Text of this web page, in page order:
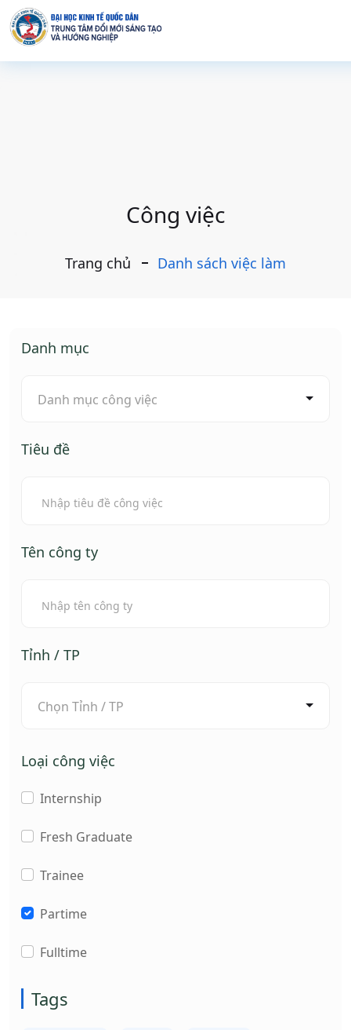
Công việc
Trang chủ Danh sách việc làm
Danh mục
Danh mục công việc
Tiêu đề
Tên công ty
Tỉnh / TP
Chọn Tỉnh / TP
Loại công việc
Internship
Fresh Graduate
Trainee
Partime
Fulltime
Tags